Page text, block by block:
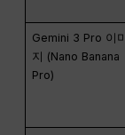
Gemini 3 Pro 이미
지 (Nano Banana
Pro)